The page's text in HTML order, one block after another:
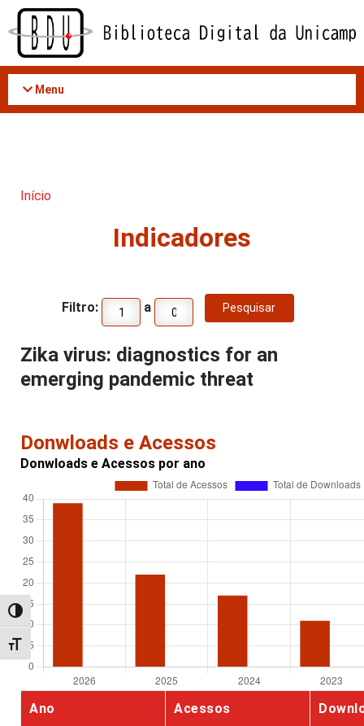
Acessar
conteúdo
Alternar alto contraste
Alternar tamanho da fonte
Menu
Início
Indicadores
Filtro: a
Zika virus: diagnostics for an
emerging pandemic threat
Donwloads e Acessos
Donwloads e Acessos por ano
Ano Acessos